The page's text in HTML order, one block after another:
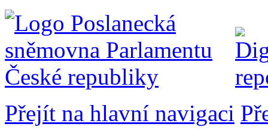
Přejít na hlavní navigaci